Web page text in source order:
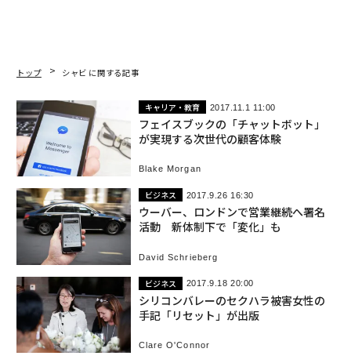
トップ シャビ に関する記事
キャリア・教育 2017.11.1 11:00
フェイスブックの「チャットボット」
が実現する次世代の顧客体験
Blake Morgan
ビジネス 2017.9.26 16:30
ウーバー、ロンドンで営業継続へ署名
活動 新体制下で「変化」も
David Schrieberg
ビジネス 2017.9.18 20:00
シリコンバレーのセクハラ被害女性の
手記「リセット」が出版
Clare O'Connor